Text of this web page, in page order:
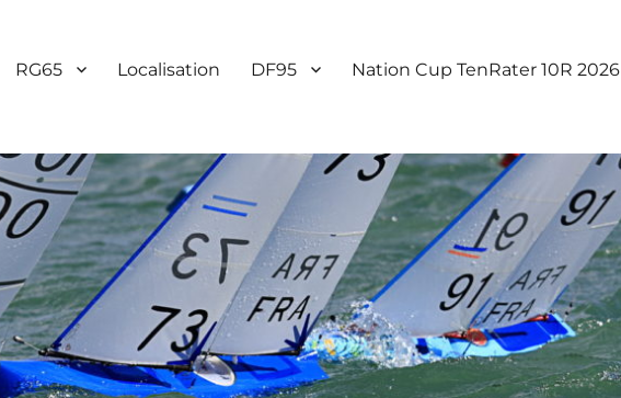
RG65 Localisation DF95 Nation Cup TenRater 10R 2026